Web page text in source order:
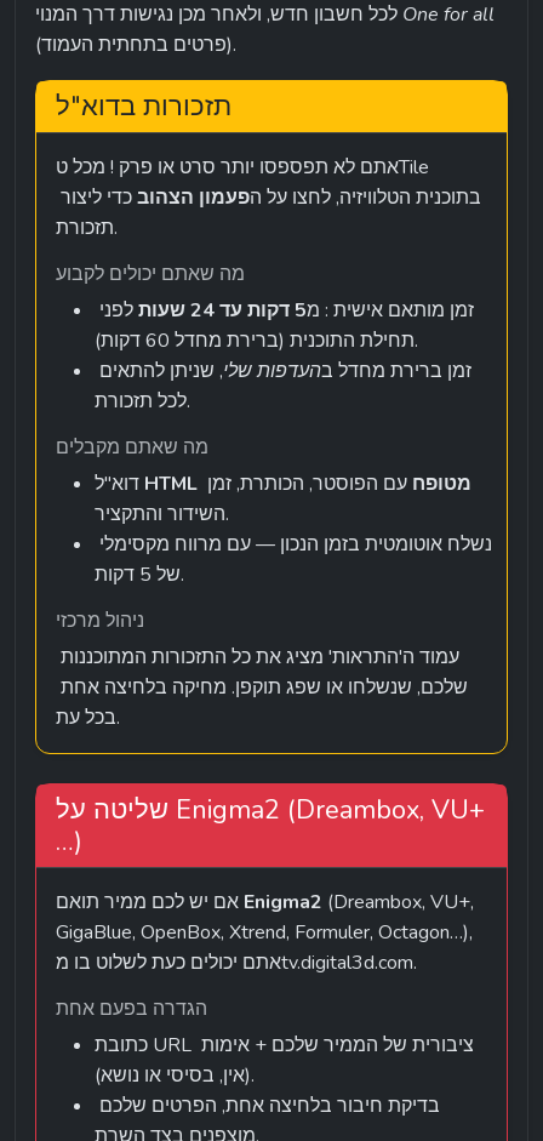
One for all
(פרטים בתחתית העמוד).
תזכורות בדוא"ל
אתם לא תפספסו יותר סרט או פרק ! מכל טTile
בתוכנית הטלוויזיה, לחצו על הפעמון הצהוב
תזכורת.
מה שאתם יכולים לקבוע
זמן מותאם אישית : מ5 דקות עד 24 שעות
תחילת התוכנית (ברירת מחדל 60 דקות).
זמן ברירת מחדל בהעדפות שלי
לכל תזכורת.
מה שאתם מקבלים
HTML מטופח
השידור והתקציר.
של 5 דקות.
ניהול מרכזי
בכל עת.
שליטה על Enigma2 (Dreambox, VU+
…)
Enigma2 (Dreambox, VU+,
GigaBlue, OpenBox, Xtrend, Formuler, Octagon…),
אתם יכולים כעת לשלוט בו מtv.digital3d.com.
הגדרה בפעם אחת
כתובת URL ציבורית של הממיר שלכם + אימות
(אין, בסיסי או נושא).